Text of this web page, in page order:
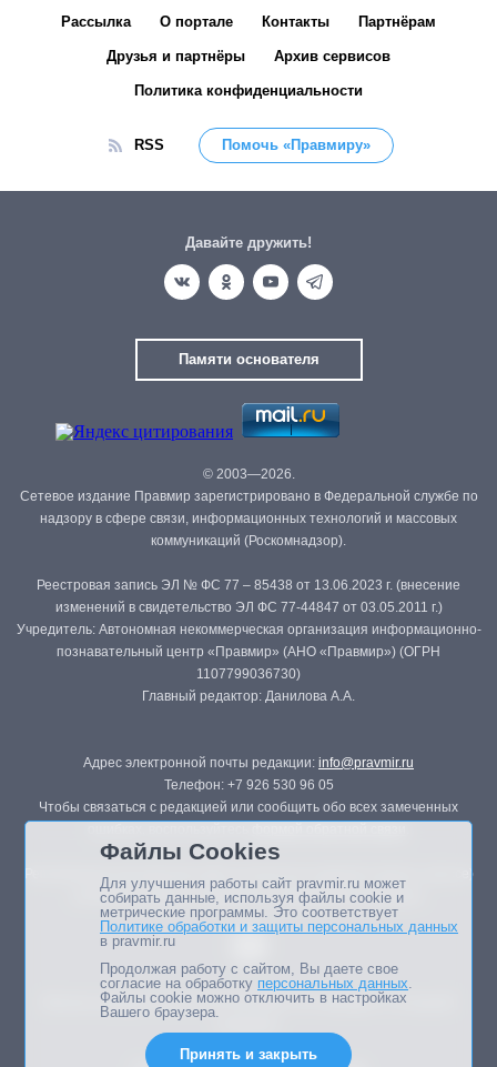
Рассылка О портале Контакты Партнёрам
Друзья и партнёры Архив сервисов
Политика конфиденциальности
RSS Помочь «Правмиру»
Давайте дружить!
Памяти основателя
© 2003—2026.
Сетевое издание Правмир зарегистрировано в Федеральной службе по
надзору в сфере связи, информационных технологий и массовых
коммуникаций (Роскомнадзор).
Реестровая запись ЭЛ № ФС 77 – 85438 от 13.06.2023 г. (внесение
изменений в свидетельство ЭЛ ФС 77-44847 от 03.05.2011 г.)
Учредитель: Автономная некоммерческая организация информационно-
познавательный центр «Правмир» (АНО «Правмир») (ОГРН
1107799036730)
Главный редактор: Данилова А.А.
Адрес электронной почты редакции: info@pravmir.ru
Телефон: +7 926 530 96 05
Чтобы связаться с редакцией или сообщить обо всех замеченных
Републикация материалов сайта в печатных изданиях (книгах, прессе)
возможна только с письменного разрешения редакции.
Мнение авторов статей портала может не совпадать с позицией
Файлы Cookies
Для улучшения работы сайт pravmir.ru может
собирать данные, используя файлы cookie и
метрические программы. Это соответствует
Политике обработки и защиты персональных данных
в pravmir.ru
Продолжая работу с сайтом, Вы даете свое
согласие на обработку персональных данных.
Файлы cookie можно отключить в настройках
Вашего браузера.
Принять и закрыть